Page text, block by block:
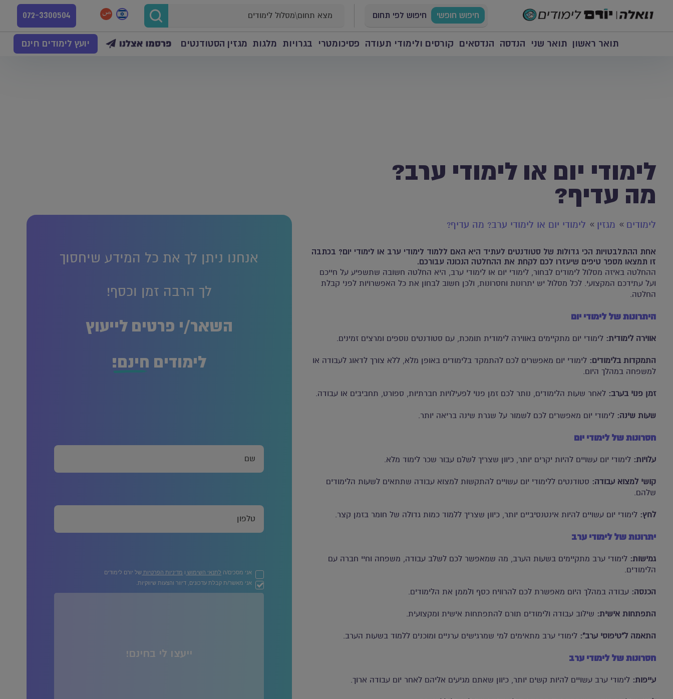
חיפוש חופשי חיפוש לפי תחום 072-3300504
תואר ראשון תואר שני הנדסה הנדסאים קורסים ולימודי תעודה פסיכומטרי בגרויות מלגות מגזין הסטודנטים יועץ לימודים חינם
לימודי יום או לימודי ערב?
מה עדיף?
לימודים מגזין לימודי יום או לימודי ערב? מה עדיף?
אחת ההתלבטויות הכי גדולות של סטודנטים לעתיד היא האם ללמוד לימודי ערב או לימודי יום? בכתבה
זו תמצאו מספר טיפים שיעזרו לכם לקחת את ההחלטה הנכונה עבורכם.
ההחלטה באיזה מסלול לימודים לבחור, לימודי יום או לימודי ערב, היא החלטה חשובה שתשפיע על חייכם
ועל עתידכם המקצועי. לכל מסלול יש יתרונות וחסרונות, ולכן חשוב לבחון את כל האפשרויות לפני קבלת
החלטה.
היתרונות של לימודי יום
אווירה לימודית: לימודי יום מתקיימים באווירה לימודית תומכת, עם סטודנטים נוספים ומרצים זמינים.
התמקדות בלימודים: לימודי יום מאפשרים לכם להתמקד בלימודים באופן מלא, ללא צורך לדאוג לעבודה או
למשפחה במהלך היום.
זמן פנוי בערב: לאחר שעות הלימודים, נותר לכם זמן פנוי לפעילויות חברתיות, ספורט, תחביבים או עבודה.
שעות שינה: לימודי יום מאפשרים לכם לשמור על שגרת שינה בריאה יותר.
חסרונות של לימודי יום
עלויות: לימודי יום עשויים להיות יקרים יותר, כיוון שצריך לשלם עבור שכר לימוד מלא.
קושי למצוא עבודה: סטודנטים ללימודי יום עשויים להתקשות למצוא עבודה שתתאים לשעות הלימודים
שלהם.
לחץ: לימודי יום עשויים להיות אינטנסיביים יותר, כיוון שצריך ללמוד כמות גדולה של חומר בזמן קצר.
יתרונות של לימודי ערב
גמישות: לימודי ערב מתקיימים בשעות הערב, מה שמאפשר לכם לשלב עבודה, משפחה וחיי חברה עם
הלימודים.
הכנסה: עבודה במהלך היום מאפשרת לכם להרוויח כסף ולממן את הלימודים.
התפתחות אישית: שילוב עבודה ולימודים תורם להתפתחות אישית ומקצועית.
התאמה ל"טיפוסי ערב": לימודי ערב מתאימים למי שמרגישים ערניים ומוכנים ללמוד בשעות הערב.
חסרונות של לימודי ערב
עייפות: לימודי ערב עשויים להיות קשים יותר, כיוון שאתם מגיעים אליהם לאחר יום עבודה ארוך.
אנחנו ניתן לך את כל המידע שיחסוך
לך הרבה זמן וכסף!
השאר/י פרטים לייעוץ
לימודים חינם!
אני מסכים/ה לתנאי השימוש ו מדיניות הפרטיות של יורם לימודים
אני מאשר/ת קבלת עדכונים, דיוור והצעות שיווקיות.
ייעצו לי בחינם!